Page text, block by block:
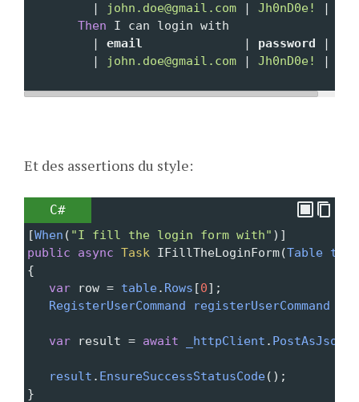
         |
john.doe@gmail.com | Jh0nD0e!
|
       Then
I can login with
         |
email | password
|
         |
john.doe@gmail.com | Jh0nD0e! |
Et des assertions du style:
C#
[When ( "I fill the login form with" )]
public
async Task IFillTheLoginForm(Table
{
var
row = table. Rows [0];
RegisterUserCommand
registerUserCommand
var result = await _httpClient .
result . EnsureSuccessStatusCode();
}